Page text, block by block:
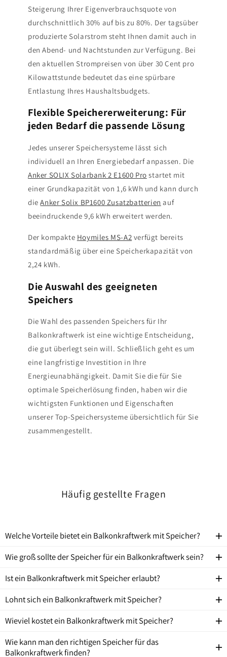
Steigerung Ihrer Eigenverbrauchsquote von
durchschnittlich 30% auf bis zu 80%. Der tagsüber
produzierte Solarstrom steht Ihnen damit auch in
den Abend- und Nachtstunden zur Verfügung. Bei
den aktuellen Strompreisen von über 30 Cent pro
Kilowattstunde bedeutet das eine spürbare
Entlastung Ihres Haushaltsbudgets.
Flexible Speichererweiterung: Für
jeden Bedarf die passende Lösung
Jedes unserer Speichersysteme lässt sich
individuell an Ihren Energiebedarf anpassen. Die
Anker SOLIX Solarbank 2 E1600 Pro startet mit
einer Grundkapazität von 1,6 kWh und kann durch
dieAnker Solix BP1600 Zusatzbatterien auf
beeindruckende 9,6 kWh erweitert werden.
Der kompakte Hoymiles MS-A2 verfügt bereits
standardmäßig über eine Speicherkapazität von
2,24 kWh.
Die Auswahl des geeigneten
Speichers
Die Wahl des passenden Speichers für Ihr
Balkonkraftwerk ist eine wichtige Entscheidung,
die gut überlegt sein will. Schließlich geht es um
eine langfristige Investition in Ihre
Energieunabhängigkeit. Damit Sie die für Sie
optimale Speicherlösung finden, haben wir die
wichtigsten Funktionen und Eigenschaften
unserer Top-Speichersysteme übersichtlich für Sie
zusammengestellt.
Häufig gestellte Fragen
Welche Vorteile bietet ein Balkonkraftwerk mit Speicher?
Wie groß sollte der Speicher für ein Balkonkraftwerk sein?
Ist ein Balkonkraftwerk mit Speicher erlaubt?
Lohnt sich ein Balkonkraftwerk mit Speicher?
Wieviel kostet ein Balkonkraftwerk mit Speicher?
Wie kann man den richtigen Speicher für das
Balkonkraftwerk finden?